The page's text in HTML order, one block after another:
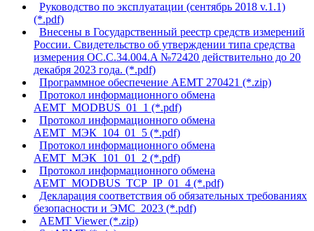
Руководство по эксплуатации (сентябрь 2018 v.1.1)
(*.pdf)
Внесены в Государственный реестр средств измерений
России. Свидетельство об утверждении типа средства
измерения OC.C.34.004.A №72420 действительно до 20
декабря 2023 года. (*.pdf)
Программное обеспечение АЕМТ 270421 (*.zip)
Протокол информационного обмена
АЕMТ_MODBUS_01_1 (*.pdf)
Протокол информационного обмена
АЕMТ_МЭК_104_01_5 (*.pdf)
Протокол информационного обмена
АЕMТ_MЭК_101_01_2 (*.pdf)
Протокол информационного обмена
АЕMТ_MODBUS_TCP_IP_01_4 (*.pdf)
Декларация соответствия об обязательных требованиях
безопасности и ЭМС_2023 (*.pdf)
AEMT Viewer (*.zip)